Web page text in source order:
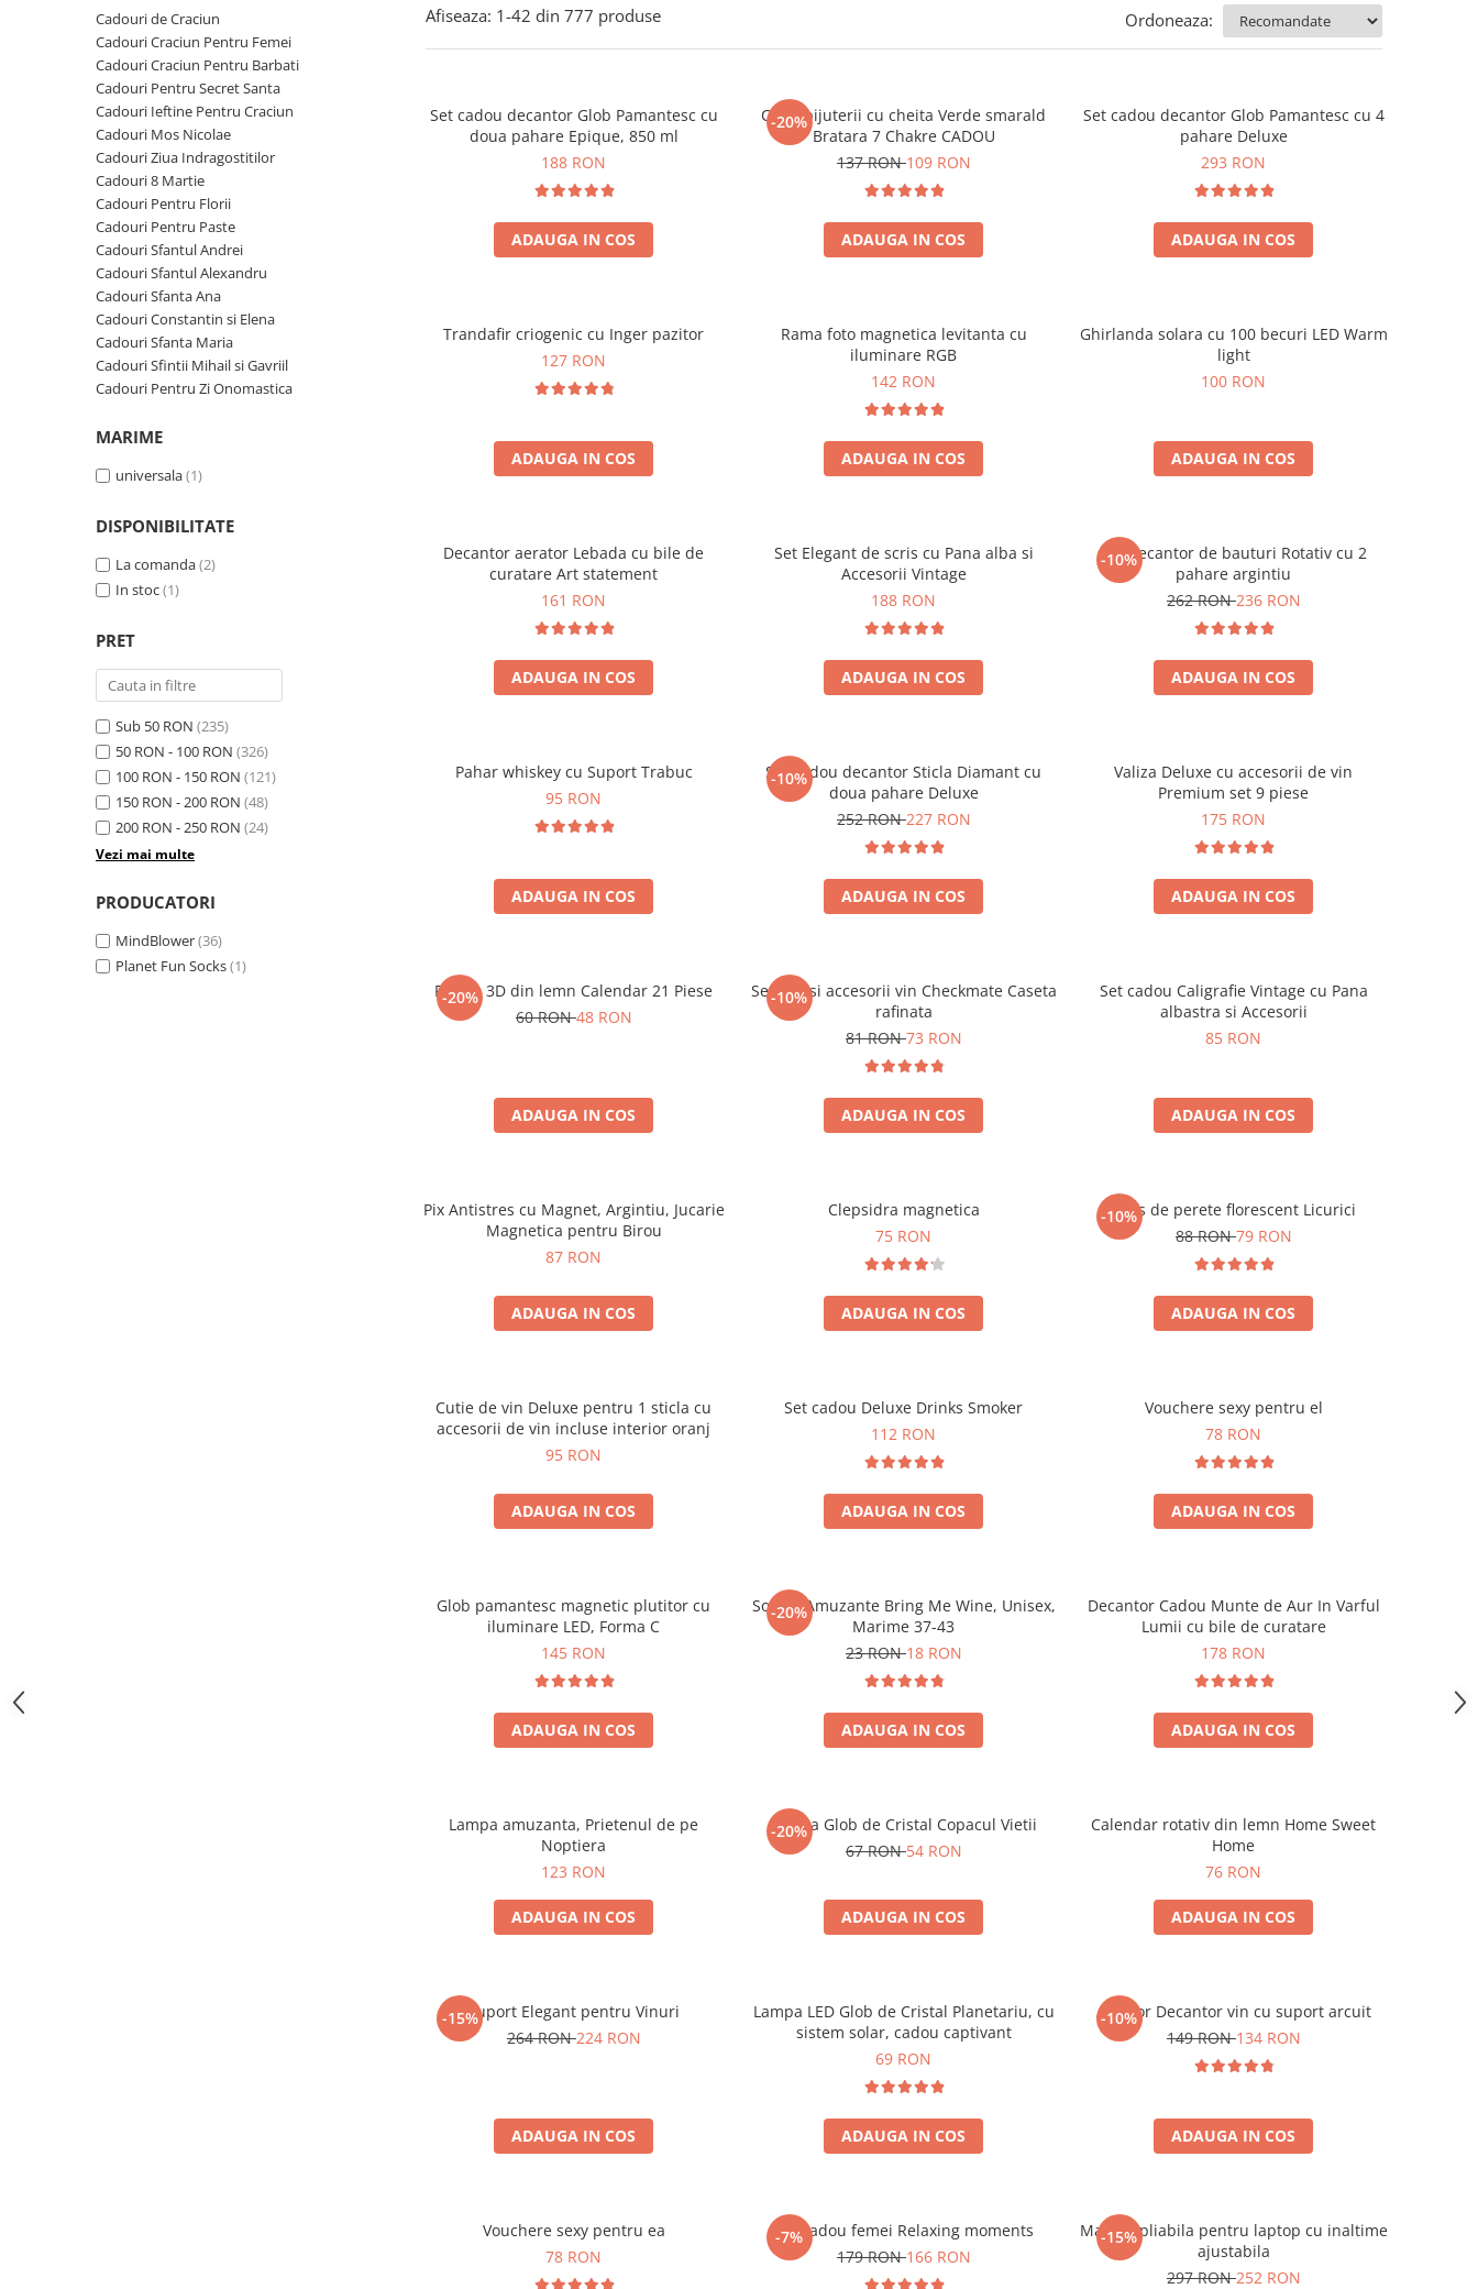
Cadouri Fete
Pentru Copilul din tine
Cadouri Haioase
Cadouri de Casa Noua
Cadouri Majorat
Cadouri pentru Nasi
Cadouri pentru Bunici
Cadouri pentru Prieteni
Cadouri pentru Sefi
Cel ce are tot
Cadouri Nunta si Cununie civila
Cani si Termosuri
Jocuri si Puzzle
Produse pentru Calatorie
Seturi de caligrafie
Cadouri Sfantul Alexandru
Cadouri Sfanta Ana
Cadouri Constantin si Elena
Cadouri Sfanta Maria
Cadouri Sfintii Mihail si Gavriil
Cadouri de Craciun
Cadouri Craciun Pentru Femei
Cadouri Craciun Pentru Barbati
Cadouri Pentru Secret Santa
Cadouri Ieftine Pentru Craciun
Cadouri Mos Nicolae
Cadouri Ziua Indragostitilor
Cadouri 8 Martie
Cadouri Pentru Florii
Cadouri Pentru Paste
Cadouri Sfantul Andrei
Cadouri Sfantul Alexandru
Cadouri Sfanta Ana
Cadouri Constantin si Elena
Cadouri Sfanta Maria
Cadouri Sfintii Mihail si Gavriil
Cadouri Pentru Zi Onomastica
MARIME
universala(1)
DISPONIBILITATE
La comanda(2)
In stoc(1)
PRET
Sub 50 RON (235)
50 RON - 100 RON (326)
100 RON - 150 RON (121)
150 RON - 200 RON (48)
200 RON - 250 RON (24)
Vezi mai multe
PRODUCATORI
MindBlower(36)
Planet Fun Socks(1)
Afiseaza: 1-42 din 777 produse Ordoneaza:
Set cadou decantor Glob Pamantesc cu
doua pahare Epique, 850 ml
188 RON
ADAUGA IN COS
-20%
Cutie bijuterii cu cheita Verde smarald
Bratara 7 Chakre CADOU
137 RON109 RON
ADAUGA IN COS
Set cadou decantor Glob Pamantesc cu 4
pahare Deluxe
293 RON
ADAUGA IN COS
Trandafir criogenic cu Inger pazitor
127 RON
ADAUGA IN COS
Rama foto magnetica levitanta cu
iluminare RGB
142 RON
ADAUGA IN COS
Ghirlanda solara cu 100 becuri LED Warm
light
100 RON
ADAUGA IN COS
Decantor aerator Lebada cu bile de
curatare Art statement
161 RON
ADAUGA IN COS
Set Elegant de scris cu Pana alba si
Accesorii Vintage
188 RON
ADAUGA IN COS
-10%
Set Decantor de bauturi Rotativ cu 2
pahare argintiu
262 RON236 RON
ADAUGA IN COS
Pahar whiskey cu Suport Trabuc
95 RON
ADAUGA IN COS
-10%
Set cadou decantor Sticla Diamant cu
doua pahare Deluxe
252 RON227 RON
ADAUGA IN COS
Valiza Deluxe cu accesorii de vin
Premium set 9 piese
175 RON
ADAUGA IN COS
-20%
Puzzle 3D din lemn Calendar 21 Piese
60 RON48 RON
ADAUGA IN COS
-10%
Set sah si accesorii vin Checkmate Caseta
rafinata
81 RON73 RON
ADAUGA IN COS
Set cadou Caligrafie Vintage cu Pana
albastra si Accesorii
85 RON
ADAUGA IN COS
Pix Antistres cu Magnet, Argintiu, Jucarie
Magnetica pentru Birou
87 RON
ADAUGA IN COS
Clepsidra magnetica
75 RON
ADAUGA IN COS
-10%
Ceas de perete florescent Licurici
88 RON79 RON
ADAUGA IN COS
Cutie de vin Deluxe pentru 1 sticla cu
accesorii de vin incluse interior oranj
95 RON
ADAUGA IN COS
Set cadou Deluxe Drinks Smoker
112 RON
ADAUGA IN COS
Vouchere sexy pentru el
78 RON
ADAUGA IN COS
Glob pamantesc magnetic plutitor cu
iluminare LED, Forma C
145 RON
ADAUGA IN COS
-20%
Sosete Amuzante Bring Me Wine, Unisex,
Marime 37-43
23 RON18 RON
ADAUGA IN COS
Decantor Cadou Munte de Aur In Varful
Lumii cu bile de curatare
178 RON
ADAUGA IN COS
Lampa amuzanta, Prietenul de pe
Noptiera
123 RON
ADAUGA IN COS
-20%
Lampa Glob de Cristal Copacul Vietii
67 RON54 RON
ADAUGA IN COS
Calendar rotativ din lemn Home Sweet
Home
76 RON
ADAUGA IN COS
-15%Suport Elegant pentru Vinuri
264 RON224 RON
ADAUGA IN COS
Lampa LED Glob de Cristal Planetariu, cu
sistem solar, cadou captivant
69 RON
ADAUGA IN COS
-10%
Aerator Decantor vin cu suport arcuit
149 RON134 RON
ADAUGA IN COS
Vouchere sexy pentru ea
78 RON
-7%
Set cadou femei Relaxing moments
179 RON166 RON
-15%
Masuta pliabila pentru laptop cu inaltime
ajustabila
297 RON252 RON